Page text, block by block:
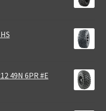
49N 6PR #E